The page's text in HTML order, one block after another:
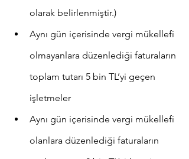
olarak belirlenmiştir.)
Aynı gün içerisinde vergi mükellefi
olmayanlara düzenlediği faturaların
toplam tutarı 5 bin TL’yi geçen
işletmeler
Aynı gün içerisinde vergi mükellefi
olanlara düzenlediği faturaların